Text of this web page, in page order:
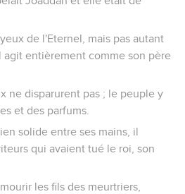
roi à sa place.
en vidéo pour le moment.
règne de Jéroboam sur Israël,
de Juda, devint roi.